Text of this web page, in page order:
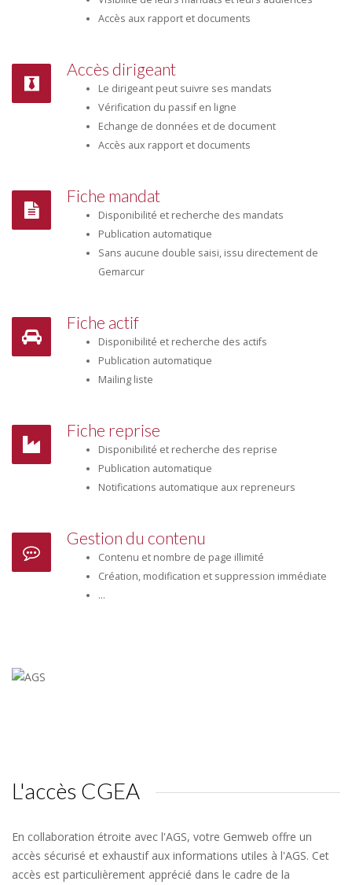
Accès aux rapport et documents
Accès dirigeant
Le dirigeant peut suivre ses mandats
Vérification du passif en ligne
Echange de données et de document
Accès aux rapport et documents
Fiche mandat
Disponibilité et recherche des mandats
Publication automatique
Sans aucune double saisi, issu directement de
Gemarcur
Fiche actif
Disponibilité et recherche des actifs
Publication automatique
Mailing liste
Fiche reprise
Disponibilité et recherche des reprise
Publication automatique
Notifications automatique aux repreneurs
Gestion du contenu
Contenu et nombre de page illimité
Création, modification et suppression immédiate
...
L'accès CGEA
En collaboration étroite avec l'AGS, votre Gemweb offre un
accès sécurisé et exhaustif aux informations utiles à l'AGS. Cet
accès est particulièrement apprécié dans le cadre de la